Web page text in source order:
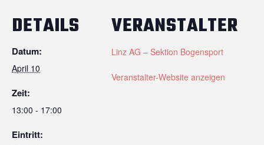
DETAILS
Datum:
April 10
Zeit:
13:00 - 17:00
Eintritt:
VERANSTALTER
Linz AG – Sektion Bogensport
Veranstalter-Website anzeigen